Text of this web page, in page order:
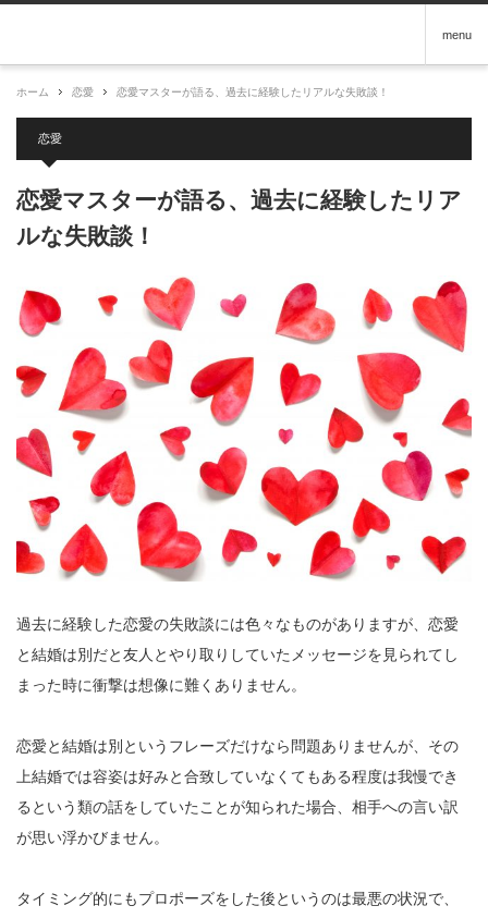
menu
ホーム 恋愛 恋愛マスターが語る、過去に経験したリアルな失敗談！
恋愛
恋愛マスターが語る、過去に経験したリア
ルな失敗談！
過去に経験した恋愛の失敗談には色々なものがありますが、恋愛
と結婚は別だと友人とやり取りしていたメッセージを見られてし
まった時に衝撃は想像に難くありません。
恋愛と結婚は別というフレーズだけなら問題ありませんが、その
上結婚では容姿は好みと合致していなくてもある程度は我慢でき
るという類の話をしていたことが知られた場合、相手への言い訳
が思い浮かびません。
タイミング的にもプロポーズをした後というのは最悪の状況で、